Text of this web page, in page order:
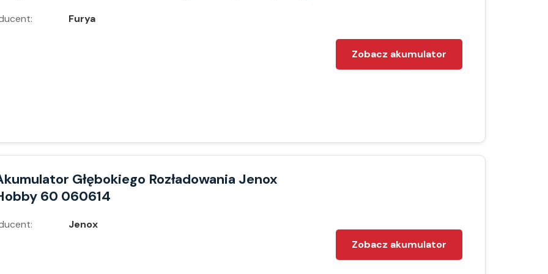
Furya
Zobacz akumulator
Głębokiego Rozładowania Jenox
60 060614
Jenox
Zobacz akumulator